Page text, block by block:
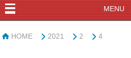
MENU
HOME 2021 2 4